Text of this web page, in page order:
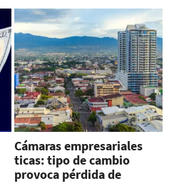
Cámaras empresariales
ticas: tipo de cambio
provoca pérdida de